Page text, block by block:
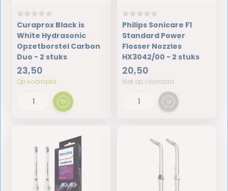
Curaprox Black is
White Hydrasonic
Opzetborstel Carbon
Duo - 2 stuks
23,50
Op voorraad
Philips Sonicare F1
Standard Power
Flosser Nozzles
HX3042/00 - 2 stuks
20,50
Niet op voorraad